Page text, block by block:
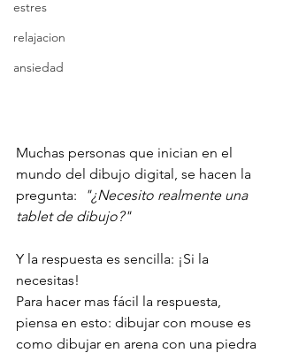
estres
relajacion
ansiedad
Muchas personas que inician en el
mundo del dibujo digital, se hacen la
pregunta:
"¿Necesito realmente una
tablet de dibujo?"
Y la respuesta es sencilla: ¡Si la
necesitas!
Para hacer mas fácil la respuesta,
piensa en esto: dibujar con mouse es
como dibujar en arena con una piedra